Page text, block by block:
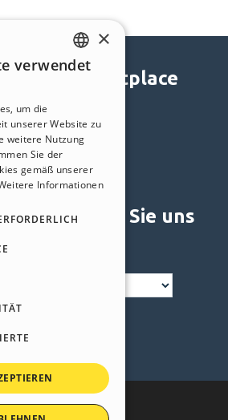
Marketplace
Templates
Objekte
Credits
Angebote
Folgen Sie uns
ENGLISH
GERMAN
SPANISH
PORTUGUESE
×
verwendet
um die
unserer Website zu
weitere Nutzung
Sie der
gemäß unserer
Informationen